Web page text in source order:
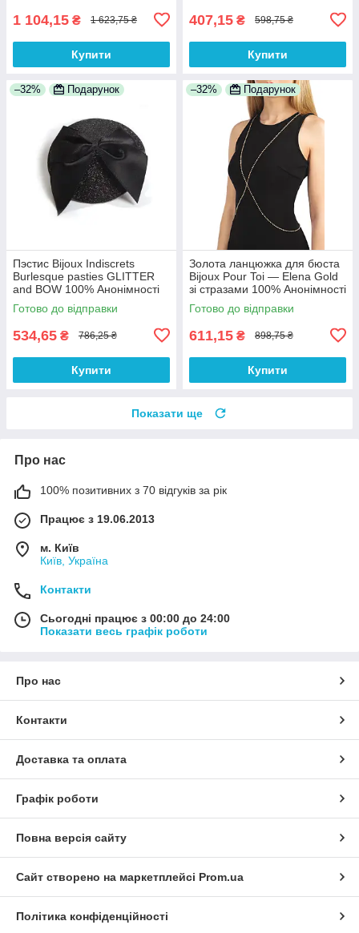
1 104,15 ₴ 1 623,75 ₴
Купити
407,15 ₴ 598,75 ₴
Купити
–32% Подарунок
Пэстис Bijoux Indiscrets
Burlesque pasties GLITTER
and BOW 100% Анонімності
Готово до відправки
534,65 ₴ 786,25 ₴
Купити
–32% Подарунок
Золота ланцюжка для бюста
Bijoux Pour Toi — Elena Gold
зі стразами 100% Анонімності
Готово до відправки
611,15 ₴ 898,75 ₴
Купити
Показати ще
Про нас
100% позитивних з 70 відгуків за рік
Працює з 19.06.2013
м. Київ
Київ, Україна
Контакти
Сьогодні працює з 00:00 до 24:00
Показати весь графік роботи
Про нас
Контакти
Доставка та оплата
Графік роботи
Повна версія сайту
Сайт створено на маркетплейсі Prom.ua
Політика конфіденційності